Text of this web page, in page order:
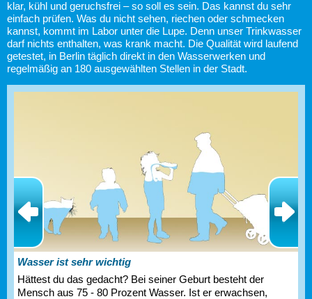
klar, kühl und geruchsfrei – so soll es sein. Das kannst du sehr
einfach prüfen. Was du nicht sehen, riechen oder schmecken
kannst, kommt im Labor unter die Lupe. Denn unser Trinkwasser
darf nichts enthalten, was krank macht. Die Qualität wird laufend
getestet, in Berlin täglich direkt in den Wasserwerken und
regelmäßig an 180 ausgewählten Stellen in der Stadt.
Wasser ist sehr wichtig
Hättest du das gedacht? Bei seiner Geburt besteht der
Mensch aus 75 - 80 Prozent Wasser. Ist er erwachsen,